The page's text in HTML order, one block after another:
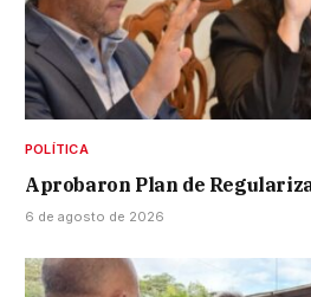
POLÍTICA
Aprobaron Plan de
6 de agosto de 2026